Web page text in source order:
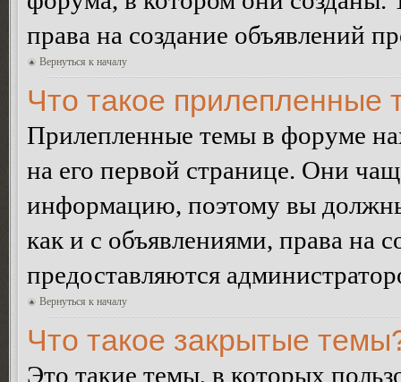
права на создание объявлений
Вернуться к началу
Что такое прилепленные
Прилепленные темы в форуме
на его первой странице. Они
информацию, поэтому вы
как и с объявлениями, права на
предоставляются
Вернуться к началу
Что такое закрытые
Это такие темы, в которых